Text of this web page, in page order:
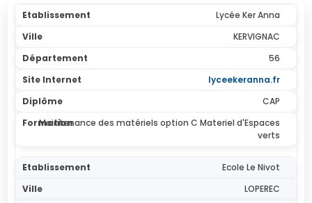
Lycée Ker Anna
KERVIGNAC
56
lyceekeranna.fr
CAP
Maintenance des matériels option C Materiel d'Espaces
verts
Ecole Le Nivot
LOPEREC